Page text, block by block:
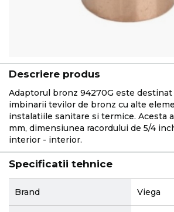
Descriere produs
Adaptorul bronz 94270G este
imbinarii tevilor de bronz cu alte
instalatiile sanitare si termice. Acesta
mm, dimensiunea racordului de 5/4
interior - interior.
Specificatii tehnice
Brand Viega